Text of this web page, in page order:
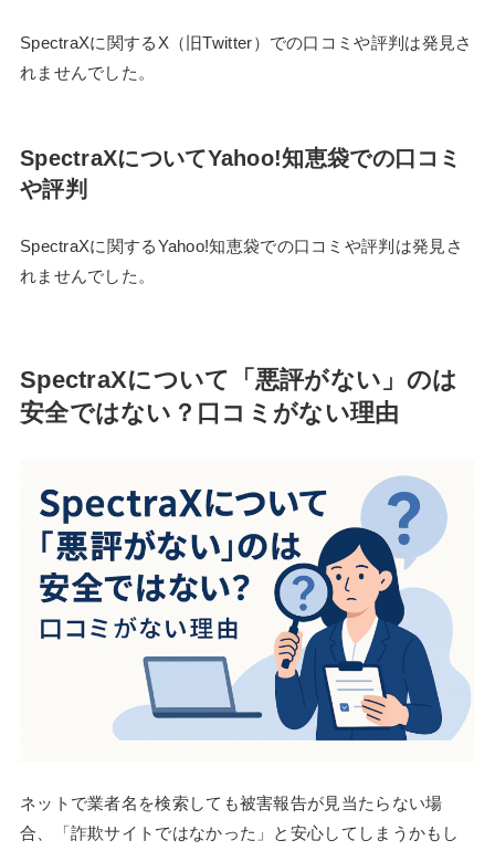
SpectraXに関するX（旧Twitter）での口コミや評判は発見さ
れませんでした。
SpectraXについてYahoo!知恵袋での口コミ
や評判
SpectraXに関するYahoo!知恵袋での口コミや評判は発見さ
れませんでした。
SpectraXについて「悪評がない」のは
安全ではない？口コミがない理由
ネットで業者名を検索しても被害報告が見当たらない場
合、「詐欺サイトではなかった」と安心してしまうかもし